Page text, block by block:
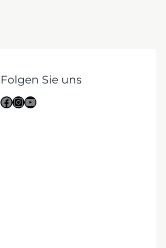
Folgen Sie uns
Facebook
Instagram
YouTube